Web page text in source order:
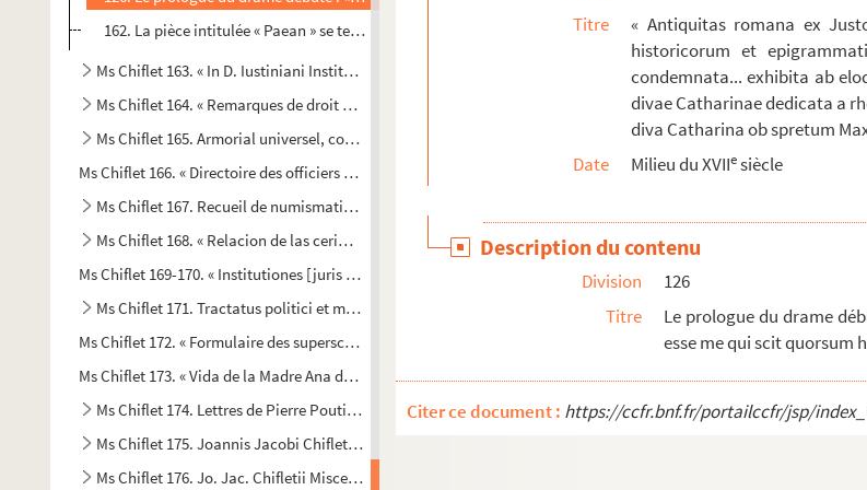
162. La pièce intitulée « Paean » se termine par ces deux vers : « Eriget ergo tui per saecula longa triu...
Ms Chiflet 163. « In D. Iustiniani Institutionum libros Enarrationes, auct. Constantio Chifletio, l-C, Claudii filio...
Ms Chiflet 164. « Remarques de droit et de pratique sur les
de l'empereur Justinian, par messire Jules ...
Ms Chiflet 165. Armorial universel, compilé par Jules Chiflet
Ms Chiflet 166. « Directoire des officiers de l'ordre de la Toison d'or, composé par messire Viglius de Zuichem, pré...
Ms Chiflet 167. Recueil de numismatique
Ms Chiflet 168. « Relacion de las cerimonias que se han de guardar quando Su Magestad hecha el collar de su real
Ms Chiflet 169-170. « Institutiones [juris caesarei et] juris canonici..., ab erudito viro Joanne Symone Clerc dictatae ...
Ms Chiflet 171. Tractatus politici et morales, collectore Julio Chifletio
Ms Chiflet 172. « Formulaire des superscriptions de lettres en la secrétairie et chancellerie de l'Empereur, dressé ...
Ms Chiflet 173. « Vida de la Madre Ana de S. Bartholome, compañera de la santa Madre Teresa de Jesus, fundadora y
Ms Chiflet 174. Lettres de Pierre Poutier au médecin Jean Chiflet
Ms Chiflet 175. Joannis Jacobi Chifletii Miscellanea genealogica
Ms Chiflet 176. Jo. Jac. Chifletii Miscellanea numismatica et archeologica
Titre
« Antiquitas romana ex
historicorum et
condemnata... exhibita ab
divae Catharinae dedicata a
diva Catharina ob spretum
Date
Milieu du XVIIesiècle
Description du contenu
Division
126
Titre
Le prologue du drame
esse me qui scit quorsum
Citer ce document : https://ccfr.bnf.fr/portailccfr/jsp/